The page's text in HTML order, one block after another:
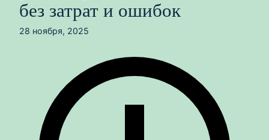
без затрат и ошибок
28 ноября, 2025